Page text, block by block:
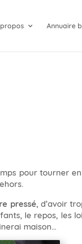
Annuaire
pour tourner
pressé , d’avoir
le repos, les
maison…